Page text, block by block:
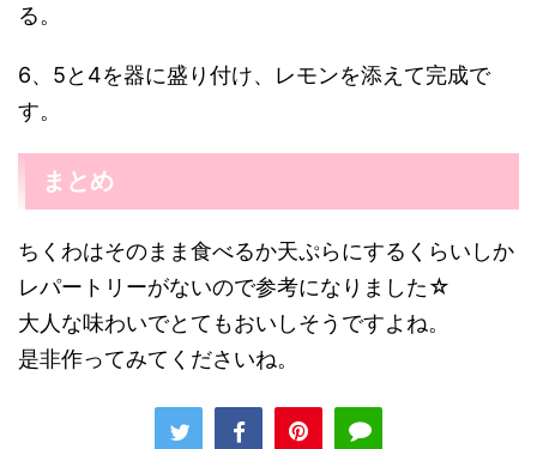
小麦粉 カップ1/4
水 カップ1/4弱
にんにく 1かけ
しょうゆ 小さじ1
サラダ油 適量
レモン くし形に切る 2切れ
スポンサーリンク